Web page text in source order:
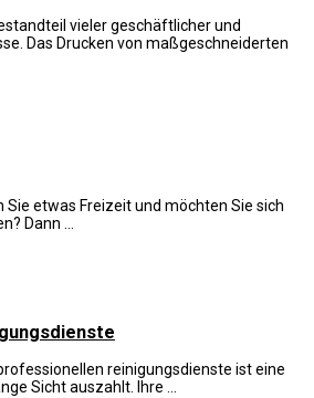
vieler geschäftlicher und
Das Drucken von maßgeschneiderten
Sie etwas Freizeit und möchten Sie sich
Dann ...
reinigungsdienste ist eine
Sicht auszahlt. Ihre ...